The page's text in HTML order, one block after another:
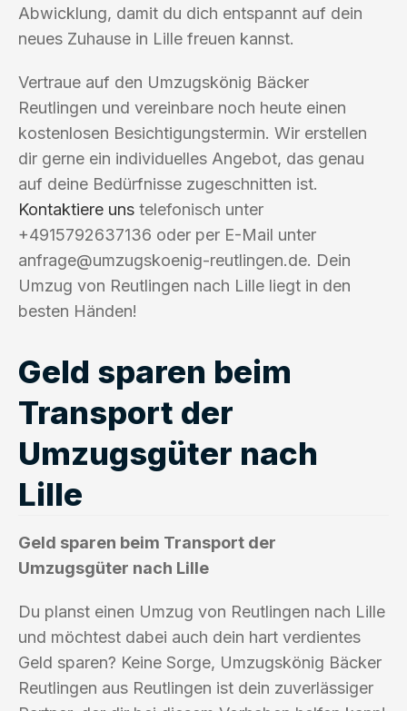
Abwicklung, damit du dich entspannt auf dein
neues Zuhause in Lille freuen kannst.
Vertraue auf den Umzugskönig Bäcker
Reutlingen und vereinbare noch heute einen
kostenlosen Besichtigungstermin. Wir erstellen
dir gerne ein individuelles Angebot, das genau
auf deine Bedürfnisse zugeschnitten ist.
Kontaktiere uns telefonisch unter
+4915792637136 oder per E-Mail unter
anfrage@umzugskoenig-reutlingen.de. Dein
Umzug von Reutlingen nach Lille liegt in den
besten Händen!
Geld sparen beim
Transport der
Umzugsgüter nach
Lille
Geld sparen beim Transport der
Umzugsgüter nach Lille
Du planst einen Umzug von Reutlingen nach Lille
und möchtest dabei auch dein hart verdientes
Geld sparen? Keine Sorge, Umzugskönig Bäcker
Reutlingen aus Reutlingen ist dein zuverlässiger